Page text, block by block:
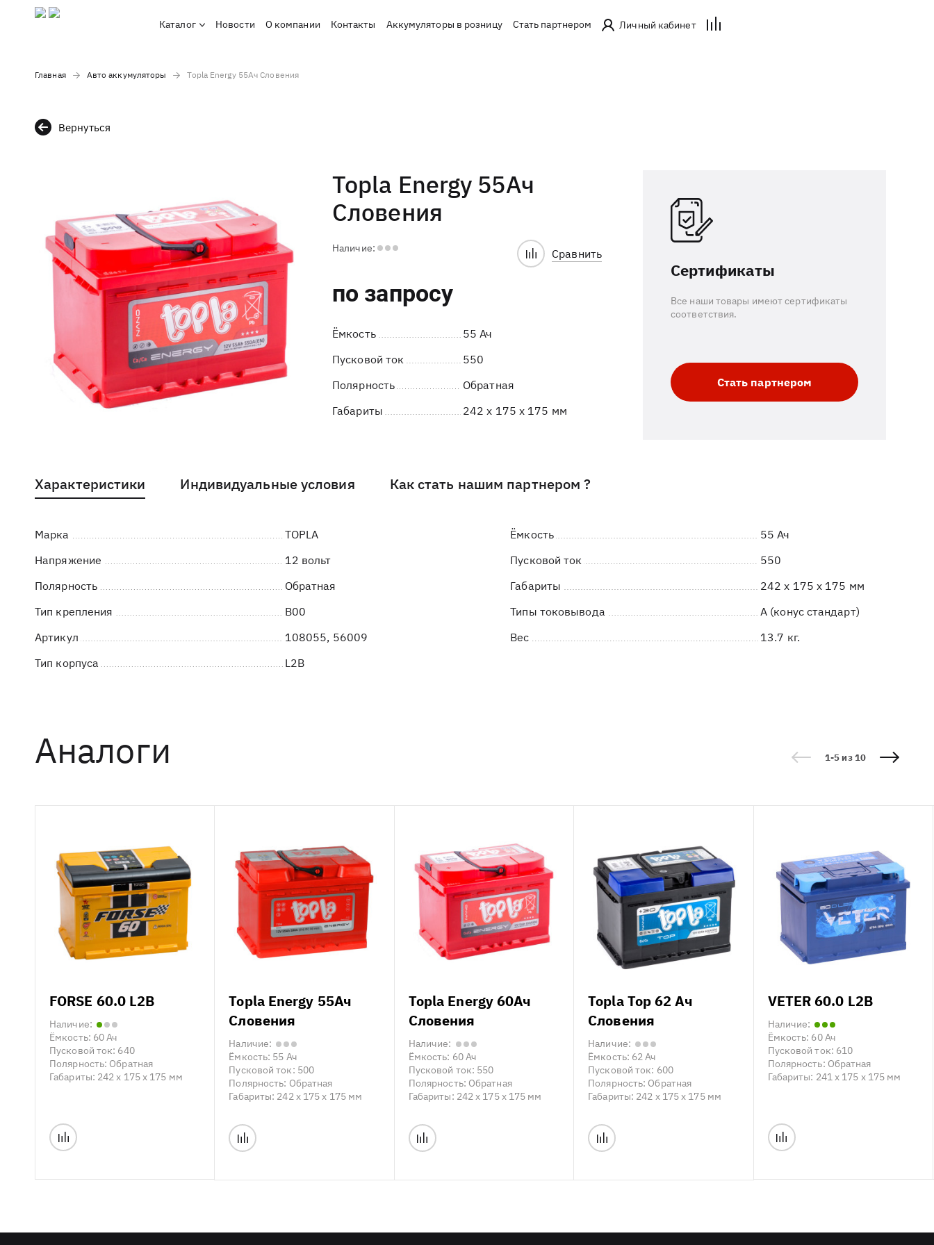
Каталог Новости О компании Контакты Аккумуляторы в розницу Стать партнером Личный кабинет
Главная Авто аккумуляторы Topla Energy 55Ач Словения
Вернуться
Topla Energy 55Ач
Словения
Наличие:
по запросу
Сравнить
Ёмкость
55 Ач
Пусковой ток
550
Полярность
Обратная
Габариты
242 x 175 x 175 мм
Сертификаты
Все наши товары имеют сертификаты
соответствия.
Стать партнером
Характеристики Индивидуальные условия Как стать нашим партнером ?
Марка TOPLA Ёмкость
55 Ач
Напряжение
12 вольт Пусковой ток
550
Полярность
Обратная Габариты
242 x 175 x 175 мм
Тип крепления
B00 Типы токовывода
A (конус стандарт)
Артикул
108055, 56009 Вес
13.7 кг.
Тип корпуса
L2B
Аналоги 1-5 из 10
FORSE 60.0 L2B
Наличие:
Ёмкость: 60 Ач
Пусковой ток: 640
Полярность: Обратная
Габариты: 242 x 175 x 175 мм
Topla Energy 55Ач
Словения
Наличие:
Ёмкость: 55 Ач
Пусковой ток: 500
Полярность: Обратная
Габариты: 242 x 175 x 175 мм
Topla Energy 60Ач
Словения
Наличие:
Ёмкость: 60 Ач
Пусковой ток: 550
Полярность: Обратная
Габариты: 242 x 175 x 175 мм
Topla Top 62 Ач
Словения
Наличие:
Ёмкость: 62 Ач
Пусковой ток: 600
Полярность: Обратная
Габариты: 242 x 175 x 175 мм
VETER 60.0 L2B
Наличие:
Ёмкость: 60 Ач
Пусковой ток: 610
Полярность: Обратная
Габариты: 241 x 175 x 175 мм